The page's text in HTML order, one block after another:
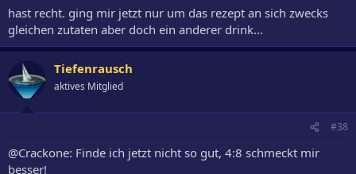
hast recht. ging mir jetzt nur um das rezept an sich zwecks
gleichen zutaten aber doch ein anderer drink...
Tiefenrausch
aktives Mitglied
#38
@Crackone: Finde ich jetzt nicht so gut, 4:8 schmeckt mir
besser!